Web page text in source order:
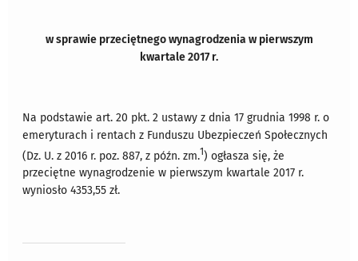
w sprawie przeciętnego wynagrodzenia w pierwszym
kwartale 2017 r.
Na podstawie art. 20 pkt. 2 ustawy z dnia 17 grudnia 1998 r. o
emeryturach i rentach z Funduszu Ubezpieczeń Społecznych
(Dz. U. z 2016 r. poz. 887, z późn. zm.1) ogłasza się, że
przeciętne wynagrodzenie w pierwszym kwartale 2017 r.
wyniosło 4353,55 zł.